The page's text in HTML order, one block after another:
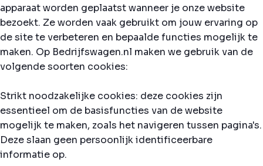
apparaat worden geplaatst wanneer je onze website
bezoekt. Ze worden vaak gebruikt om jouw ervaring op
de site te verbeteren en bepaalde functies mogelijk te
maken. Op Bedrijfswagen.nl maken we gebruik van de
volgende soorten cookies:
Strikt noodzakelijke cookies: deze cookies zijn
essentieel om de basisfuncties van de website
mogelijk te maken, zoals het navigeren tussen pagina's.
Deze slaan geen persoonlijk identificeerbare
informatie op.